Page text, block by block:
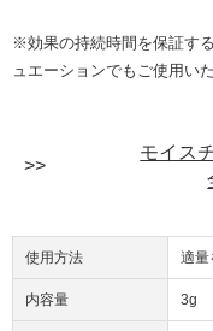
※効果の持続時間を保証す
ュエーションでもご使用い
モイス
使用方法 適量
内容量 3g